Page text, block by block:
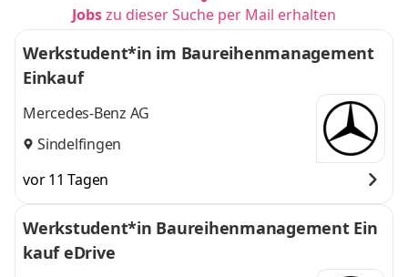
Jobszu dieser Suche per Mail erhalten
Werkstudent*in im Baureihenmanagement
Einkauf
Mercedes-Benz AG
Sindelfingen
vor 11 Tagen
Werkstudent*in Baureihenmanagement Ein
kauf eDrive